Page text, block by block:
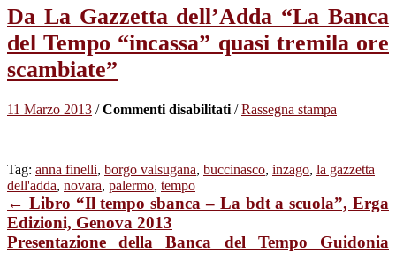
Da La Gazzetta dell’Adda “La Banca
del Tempo “incassa” quasi tremila ore
scambiate”
11 Marzo 2013 /Commenti disabilitatisu
dell’Adda
Banca
Tempo
/Rassegna stampa
Tag: anna finelli, borgo valsugana, buccinasco, inzago, la gazzetta
dell'adda, novara, palermo, tempo
← Libro “Il tempo sbanca – La bdt a scuola”, Erga
Edizioni, Genova 2013
Presentazione della Banca del Tempo Guidonia